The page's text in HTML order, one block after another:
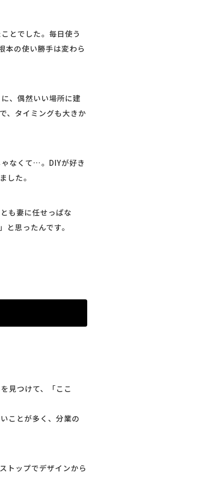
とでした。毎日使う
本の使い勝手は変わら
、偶然いい場所に建
、タイミングも大きか
なくて…。DIYが好き
した。
も妻に任せっぱな
思ったんです。
見つけて、「ここ
ことが多く、分業の
トップでデザインから